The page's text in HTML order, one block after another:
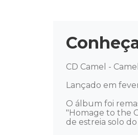
CD Camel -
Lançado em
O álbum foi
"Homage to the
de estreia solo